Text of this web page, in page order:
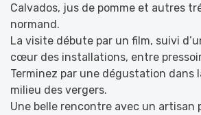
Calvados, jus de pomme et autres
normand.
La visite débute par un film, suivi
cœur des installations, entre
Terminez par une dégustation dans
milieu des vergers.
Une belle rencontre avec un artisan